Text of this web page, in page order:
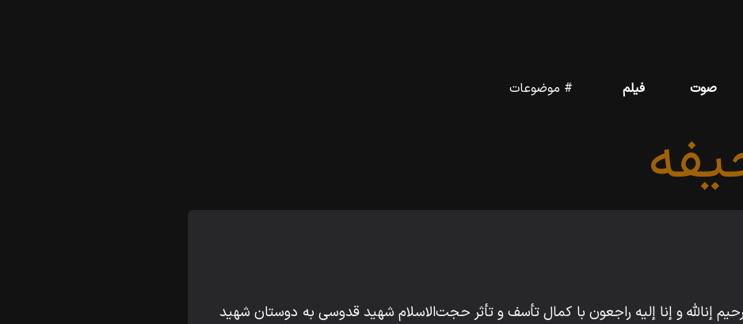
صوت فیلم # موضوعات
إناللّه‌ و إنا إليه راجعون با كمال تأسف و تأثر حجت‌الاسلام شهيد قدوسى به دوستان شهيد